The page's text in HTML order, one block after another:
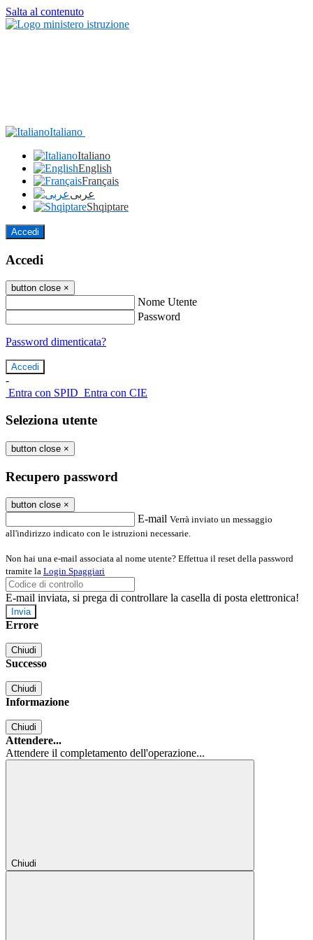
Salta al contenuto
Italiano
Italiano
English
Français
عربى
Shqiptare
Accedi
Accedi
button close ×
Nome Utente
Password
Password dimenticata?
-
Entra con SPID Entra con CIE
Seleziona utente
button close ×
Recupero password
button close ×
E-mail Verrà inviato un messaggio
all'indirizzo indicato con le istruzioni necessarie.
Non hai una e-mail associata al nome utente? Effettua il reset della password
tramite la Login Spaggiari
E-mail inviata, si prega di controllare la casella di posta elettronica!
Errore
Chiudi
Successo
Chiudi
Informazione
Chiudi
Attendere...
Attendere il completamento dell'operazione...
Chiudi